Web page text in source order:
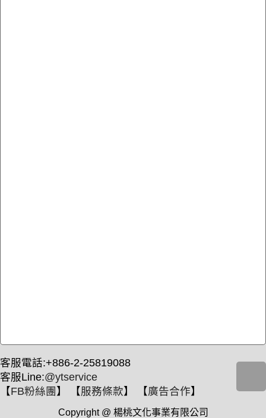
客服電話:+886-2-25819088
客服Line:@ytservice
【FB粉絲團 】 【服務條款】 【廣告合作】
Copyright @ 楊桃文化事業有限公司